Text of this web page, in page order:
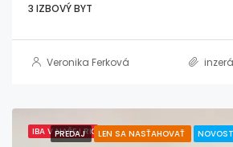
3 IZBOVÝ BYT
Veronika Ferková
IBA V NAŠEJ RK
PREDAJ LEN SA NASŤAHOVAŤ